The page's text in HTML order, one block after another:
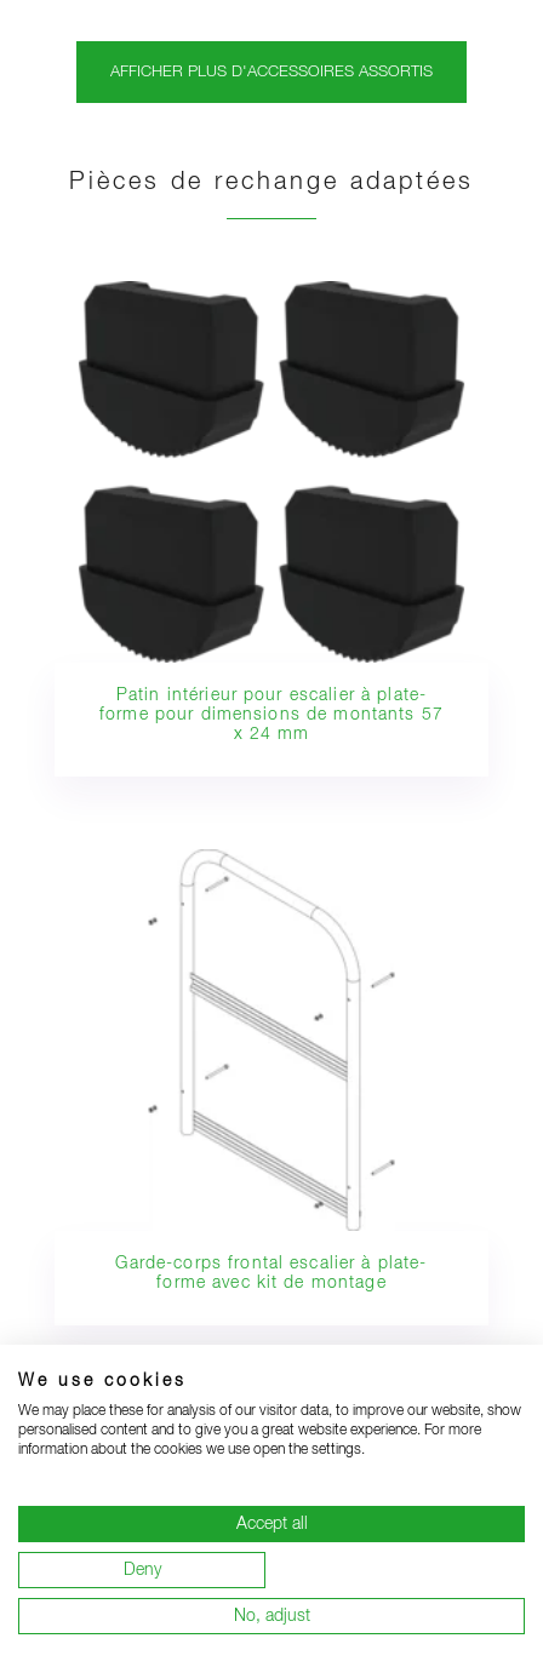
We use cookies
We may place these for analysis of our visitor data, to improve our website, show
personalised content and to give you a great website experience. For more
information about the cookies we use open the settings.
Accept all
Deny
No, adjust
AFFICHER PLUS D'ACCESSOIRES ASSORTIS
Pièces de rechange adaptées
Patin intérieur pour escalier à plate-
forme pour dimensions de montants 57
x 24 mm
Garde-corps frontal escalier à plate-
forme avec kit de montage